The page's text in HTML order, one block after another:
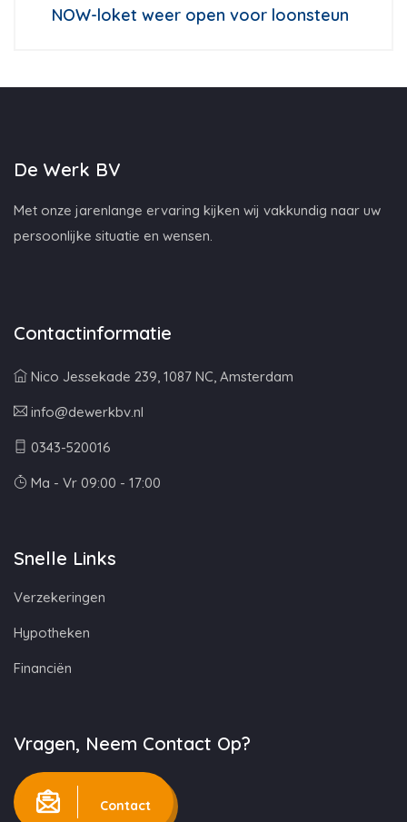
NOW-loket weer open voor loonsteun
De Werk BV
Met onze jarenlange ervaring kijken wij vakkundig naar uw
persoonlijke situatie en wensen.
Contactinformatie
Nico Jessekade 239, 1087 NC, Amsterdam
info@dewerkbv.nl
0343-520016
Ma - Vr 09:00 - 17:00
Snelle Links
Verzekeringen
Hypotheken
Financiën
Vragen, Neem Contact Op?
Contact